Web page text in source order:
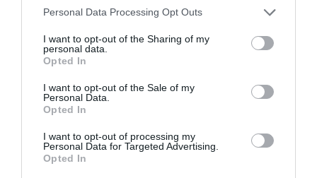
Please note that this website/app uses one or more Google
not limited to your visit or usage behaviour. You may click to
grant or deny consent to Google and its third-party tags to
use your data for below specified purposes in below Google
consent section.
Personal Data Processing Opt Outs
I want to opt-out of the Sharing of my
personal data.
Opted In
I want to opt-out of the Sale of my
Personal Data.
Opted In
I want to opt-out of processing my
Personal Data for Targeted Advertising.
Opted In